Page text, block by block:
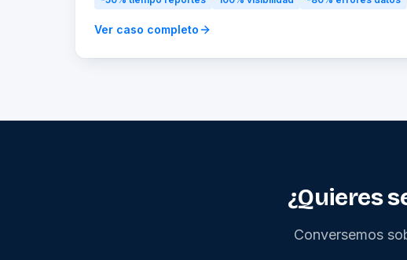
Ver caso completo
¿Quieres
Conversemos